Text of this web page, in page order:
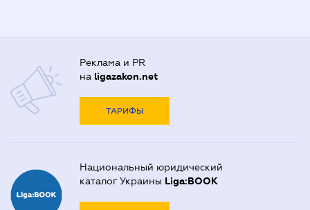
Реклама и PR
на ligazakon.net
ТАРИФЫ
Национальный юридический
каталог Украины Liga:BOOK